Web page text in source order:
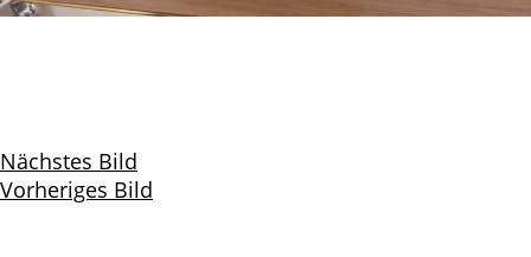
Nächstes Bild
Vorheriges Bild